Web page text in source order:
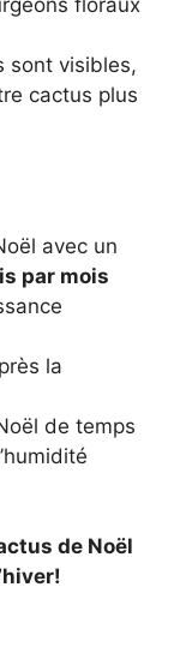
sont visibles,
cactus plus
avec un
par mois
la
de temps
de Noël